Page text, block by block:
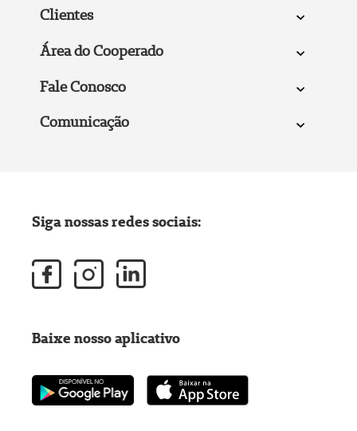
Clientes
Área do Cooperado
Fale Conosco
Comunicação
Siga nossas redes sociais:
Baixe nosso aplicativo